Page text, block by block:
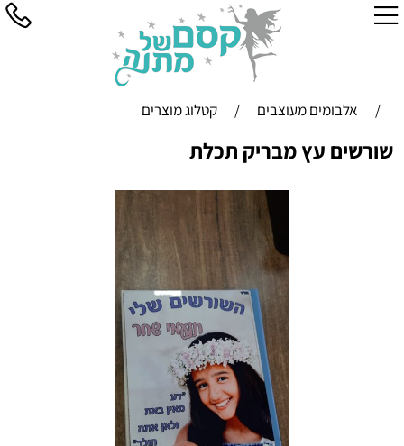
/ אלבומים מעוצבים / קטלוג מוצרים
שורשים עץ מבריק תכלת